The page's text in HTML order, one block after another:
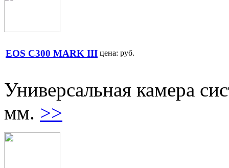
EOS C300 MARK III цена: руб.
Универсальная камера
мм. >>